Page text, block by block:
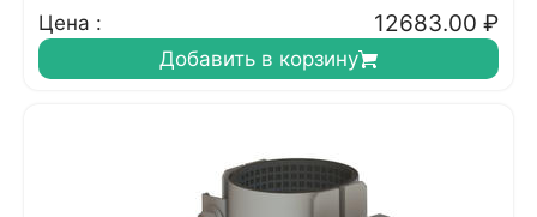
Цена :
12683.00 ₽
Добавить в корзину